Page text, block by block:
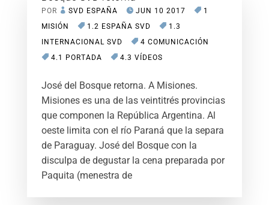
POR SVD ESPAÑA JUN 10 2017
1
MISIÓN
1.2 ESPAÑA SVD
1.3
INTERNACIONAL SVD
4 COMUNICACIÓN
4.1 PORTADA
4.3 VÍDEOS
José del Bosque retorna. A Misiones.
Misiones es una de las veintitrés provincias
que componen la República Argentina. Al
oeste limita con el río Paraná que la separa
de Paraguay. José del Bosque con la
disculpa de degustar la cena preparada por
Paquita (menestra de